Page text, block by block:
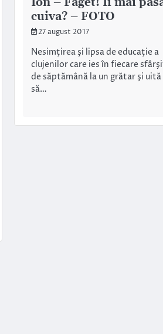
cuiva? – FOTO
27 august 2017
Nesimţirea şi lipsa de educaţie a
clujenilor care ies în fiecare
de săptămână la un grătar şi uită
să…